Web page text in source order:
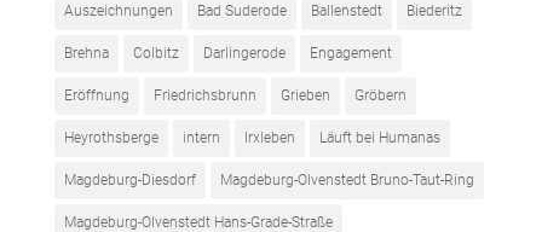
Auszeichnungen Bad Suderode Ballenstedt Biederitz
Brehna Colbitz Darlingerode Engagement
Eröffnung Friedrichsbrunn Grieben Gröbern
Heyrothsberge intern Irxleben Läuft bei Humanas
Magdeburg-Diesdorf Magdeburg-Olvenstedt Bruno-Taut-Ring
Magdeburg-Olvenstedt Hans-Grade-Straße